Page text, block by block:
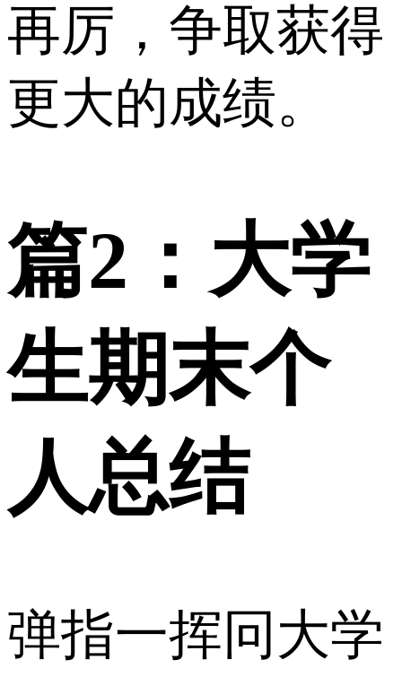
再厉，争取获得
更大的成绩。
篇2：大学
生期末个
人总结
弹指一挥冋大学